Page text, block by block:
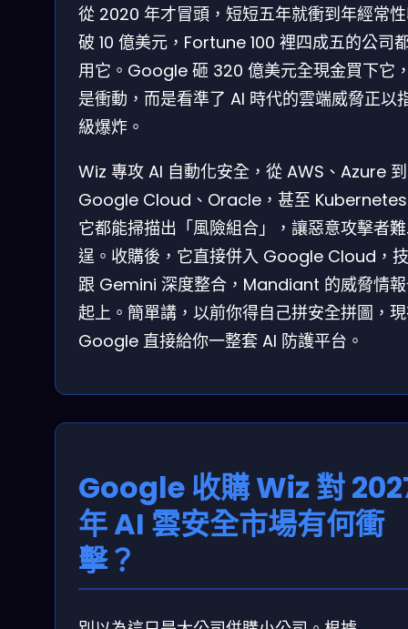
從 2020 年才冒頭，短短五年就衝到年經常
破 10 億美元，Fortune 100 裡四成五的公司
用它。Google 砸 320 億美元全現金買下它
是衝動，而是看準了 AI 時代的雲端威脅正以
級爆炸。
Wiz 專攻 AI 自動化安全，從 AWS、Azure 到
Google Cloud、Oracle，甚至
它都能掃描出「風險組合」，讓惡意攻擊者
逞。收購後，它直接併入 Google Cloud，
跟 Gemini 深度整合，Mandiant 的威脅情
起上。簡單講，以前你得自己拼安全拼圖，
Google 直接給你一整套 AI 防護平台。
Google 收購 Wiz 對
年 AI 雲安全市場有何衝
擊？